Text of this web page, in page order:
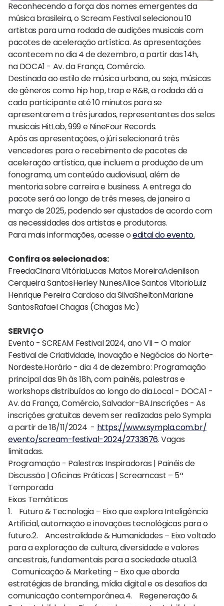
Reconhecendo a força dos nomes emergentes da
música brasileira, o Scream Festival selecionou 10
artistas para uma rodada de audições musicais com
pacotes de aceleração artística. As apresentações
acontecem no dia 4 de dezembro, a partir das 14h,
na DOCA1 - Av. da França, Comércio.
Destinada ao estilo de música urbana, ou seja, músicas
de gêneros como hip hop, trap e R&B, a rodada dá a
cada participante até 10 minutos para se
apresentarem a três jurados, representantes dos selos
musicais HitLab, 999 e NineFour Records.
Após as apresentações, o júri selecionará três
vencedores para o recebimento de pacotes de
aceleração artística, que incluem a produção de um
fonograma, um conteúdo audiovisual, além de
mentoria sobre carreira e business. A entrega do
pacote será ao longo de três meses, de janeiro a
março de 2025, podendo ser ajustados de acordo com
as necessidades dos artistas e produtoras.
Para mais informações, acesse oedital do evento.
Confira os selecionados:
FreedaCinara VitóriaLucas Matos MoreiraAdenilson
Cerqueira SantosHerley NunesAlice Santos VitorioLuiz
Henrique Pereira Cardoso da SilvaSheltonMariane
SantosRafael Chagas (Chagas Mc)
SERVIÇO
Evento - SCREAM Festival 2024, ano VII – O maior
Festival de Criatividade, Inovação e Negócios do Norte-
Nordeste.Horário - dia 4 de dezembro: Programação
principal das 9h às 18h, com painéis, palestras e
workshops distribuídos ao longo do dia.Local - DOCA1 -
Av. da França, Comércio, Salvador-BA.Inscrições - As
inscrições gratuitas devem ser realizadas pelo Sympla
a partir de 18/11/2024 - https://www.sympla.com.br/
evento/scream-festival-2024/2733676. Vagas
limitadas.
Programação - Palestras Inspiradoras | Painéis de
Discussão | Oficinas Práticas | Screamcast – 5ª
Temporada
Eixos Temáticos
1. Futuro & Tecnologia – Eixo que explora Inteligência
Artificial, automação e inovações tecnológicas para o
futuro.2. Ancestralidade & Humanidades – Eixo voltado
para a exploração de cultura, diversidade e valores
ancestrais, fundamentais para a sociedade atual.3.
Comunicação & Marketing – Eixo que aborda
estratégias de branding, mídia digital e os desafios da
comunicação contemporânea.4. Regeneração &